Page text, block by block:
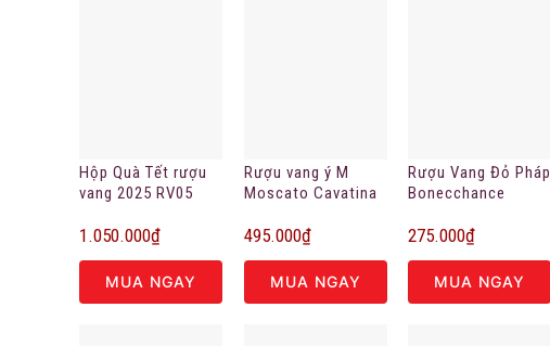
Hộp Quà Tết rượu
vang 2025 RV05
1.050.000₫
MUA NGAY
Rượu vang ý M
Moscato Cavatina
495.000₫
MUA NGAY
Rượu Vang Đỏ Pháp
Bonecchance
275.000₫
MUA NGAY